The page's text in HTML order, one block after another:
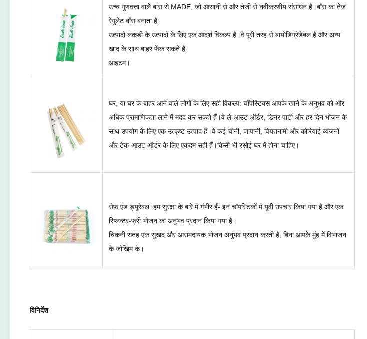
उच्च गुणवत्ता वाले बांस से MADE, जो आसानी से और तेजी से नवीकरणीय संसाधन है।बाँस का तेज
रेगुलेट बाँस बनाता है
उत्पादों लकड़ी के उत्पादों के लिए एक आदर्श विकल्प है।वे पूरी तरह से बायोडिग्रेडेबल हैं और अन्य
खाद के साथ बाहर फेंक सकते हैं
आइटम।
घर, या घर के बाहर आने वाले लोगों के लिए सही विकल्प: चॉपस्टिक्स आपके खाने के अनुभव को और
अधिक प्रामाणिकता लाने में मदद कर सकते हैं।वे ले-आउट ऑर्डर, डिनर पार्टी और हर दिन भोजन के
साथ उपयोग के लिए एक उत्कृष्ट उत्पाद हैं।वे कई चीनी, जापानी, वियतनामी और कोरियाई व्यंजनों
और टेक-आउट ऑर्डर के लिए एकदम सही हैं।किसी भी रसोई घर में होना चाहिए।
सेफ एंड ड्यूरेबल: हम सुरक्षा के बारे में गंभीर हैं- इन चॉपस्टिकों में यूवी उपचार किया गया है और एक
स्प्लिन्टर-फ्री भोजन का अनुभव प्रदान किया गया है।
चिकनी सतह एक सुखद और आरामदायक भोजन अनुभव प्रदान करती है, बिना आपके मुंह में विभाजन
के जोखिम के।
विनिर्देश